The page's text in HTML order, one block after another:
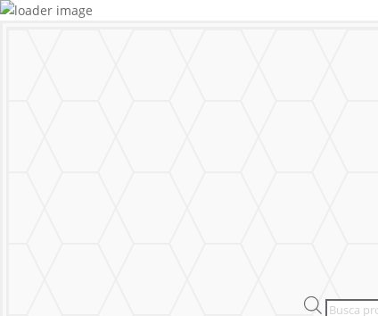
Products